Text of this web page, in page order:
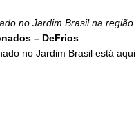
no Jardim Brasil na região
– DeFrios
no Jardim Brasil está